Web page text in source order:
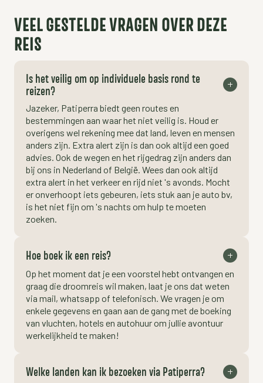
VEEL GESTELDE VRAGEN OVER DEZE
REIS
Is het veilig om op individuele basis rond te
reizen?
Jazeker, Patiperra biedt geen routes en
bestemmingen aan waar het niet veilig is. Houd er
overigens wel rekening mee dat land, leven en mensen
anders zijn. Extra alert zijn is dan ook altijd een goed
advies. Ook de wegen en het rijgedrag zijn anders dan
bij ons in Nederland of België. Wees dan ook altijd
extra alert in het verkeer en rijd niet 's avonds. Mocht
er onverhoopt iets gebeuren, iets stuk aan je auto bv,
is het niet fijn om 's nachts om hulp te moeten
zoeken.
Hoe boek ik een reis?
Op het moment dat je een voorstel hebt ontvangen en
graag die droomreis wil maken, laat je ons dat weten
via mail, whatsapp of telefonisch. We vragen je om
enkele gegevens en gaan aan de gang met de boeking
van vluchten, hotels en autohuur om jullie avontuur
werkelijkheid te maken!
Welke landen kan ik bezoeken via Patiperra?